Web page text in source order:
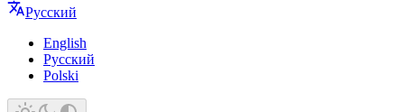
Русский
English
Русский
Polski